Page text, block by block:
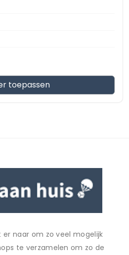
toepassen
naar om zo veel mogelijk
te verzamelen om zo de